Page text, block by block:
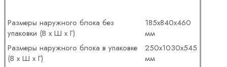
Размеры наружного блока без
упаковки (В х Ш х Г)
185х840х460
мм
Размеры наружного блока в упаковке
(В х Ш х Г)
250х1030х545
мм